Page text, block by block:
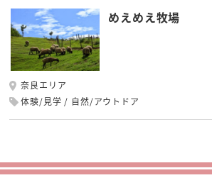
めえめえ牧場
奈良エリア
体験/見学
自然/アウトドア